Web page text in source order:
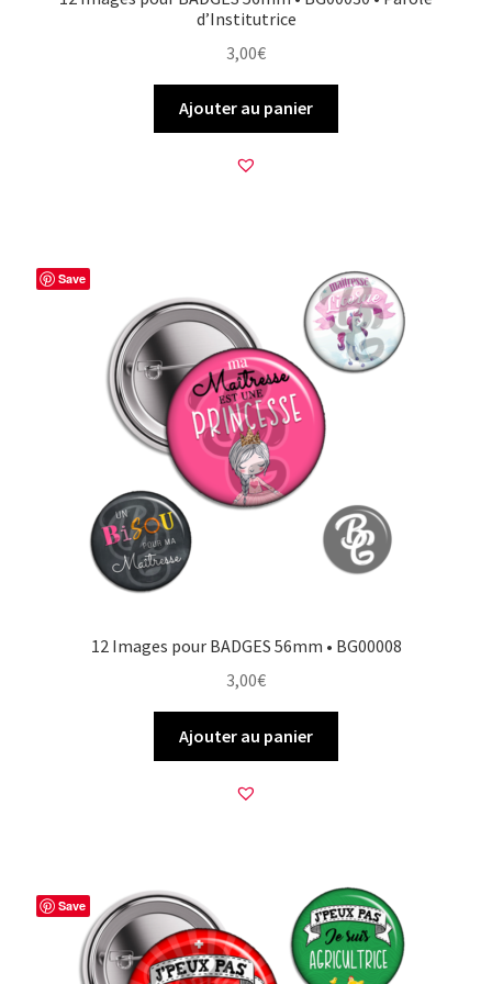
d’Institutrice
3,00€
Ajouter au panier
Save
12 Images pour BADGES 56mm • BG00008
3,00€
Ajouter au panier
Save